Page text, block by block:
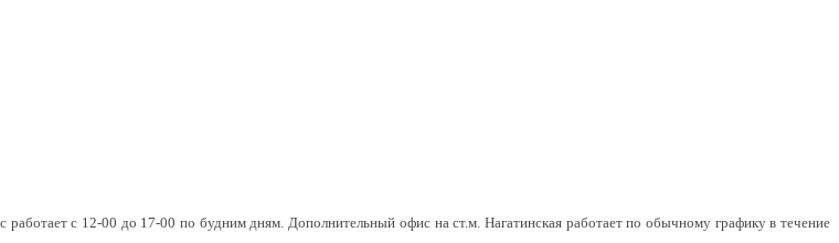
с 12-00 до 17-00 по будним дням. Дополнительный офис на ст.м. Нагатинская работает по обычному графику в течение